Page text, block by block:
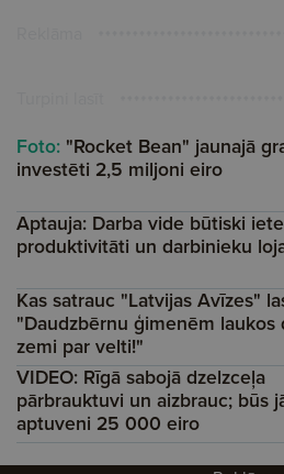
Foto: "Rocket Bean" jaunajā
investēti 2,5 miljoni eiro
Aptauja: Darba vide būtiski
produktivitāti un darbinieku
Kas satrauc "Latvijas Avīzes"
"Daudzbērnu ģimenēm laukos
zemi par velti!"
VIDEO: Rīgā sabojā dzelzceļa
pārbrauktuvi un aizbrauc; būs
aptuveni 25 000 eiro